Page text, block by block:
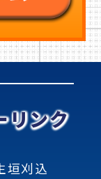
リンク
垣刈込